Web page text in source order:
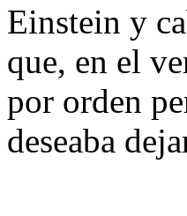
Einstein y
que, en el
por orden
deseaba